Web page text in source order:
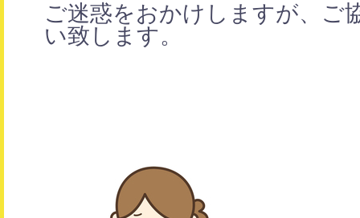
ご迷惑をおかけしますが、ご
い致します。